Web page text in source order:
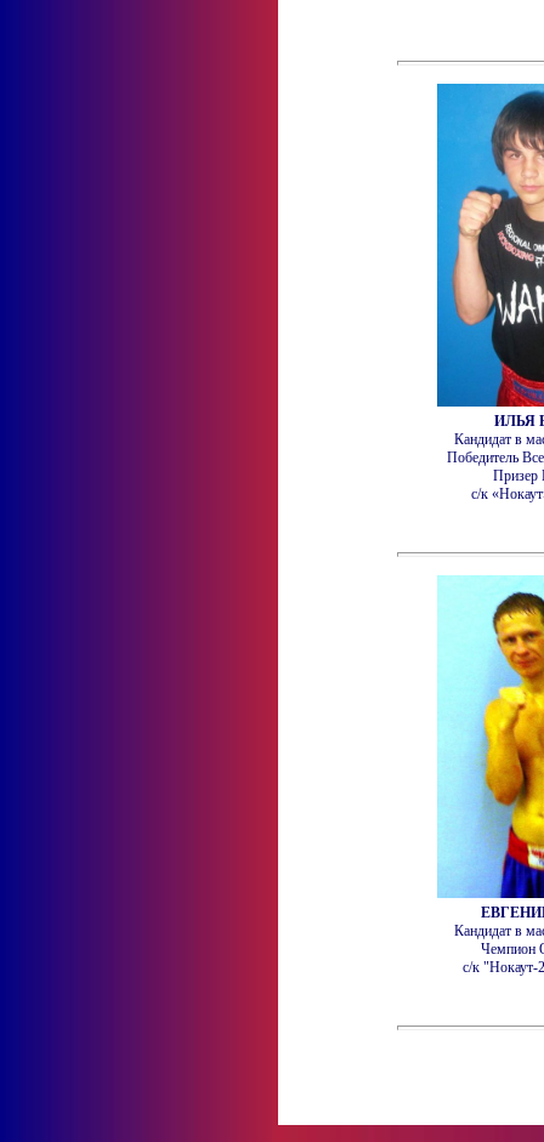
ИЛЬЯ
Кандидат в
Победитель
Призер
с/к
Кандидат в
Чемпион
с/к